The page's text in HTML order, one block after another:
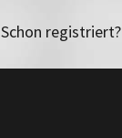
Schon registriert?